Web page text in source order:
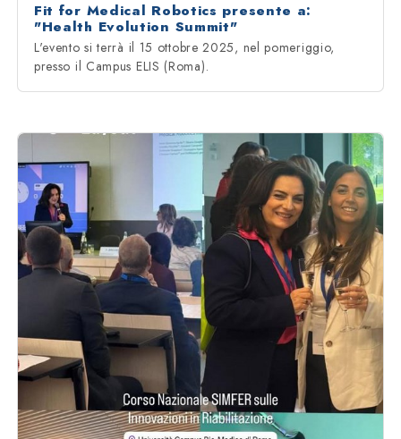
Fit for Medical Robotics presente a:
"Health Evolution Summit"
L'evento si terrà il 15 ottobre 2025, nel pomeriggio,
presso il Campus ELIS (Roma).